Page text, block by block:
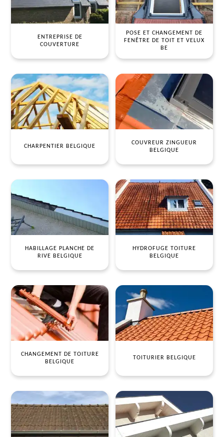
ENTREPRISE DE
COUVERTURE
POSE ET CHANGEMENT DE
FENÊTRE DE TOIT ET VELUX
BE
CHARPENTIER BELGIQUE
COUVREUR ZINGUEUR
BELGIQUE
HABILLAGE PLANCHE DE
RIVE BELGIQUE
HYDROFUGE TOITURE
BELGIQUE
CHANGEMENT DE TOITURE
BELGIQUE
TOITURIER BELGIQUE